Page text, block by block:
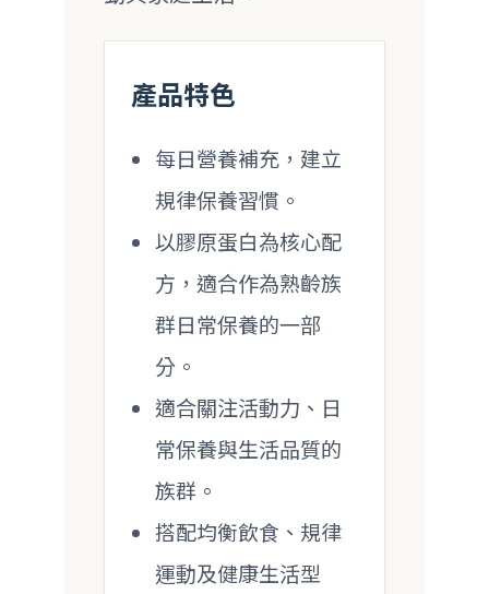
產品特色
每日營養補充，建立
規律保養習慣。
以膠原蛋白為核心配
方，適合作為熟齡族
群日常保養的一部
分。
適合關注活動力、日
常保養與生活品質的
族群。
搭配均衡飲食、規律
運動及健康生活型